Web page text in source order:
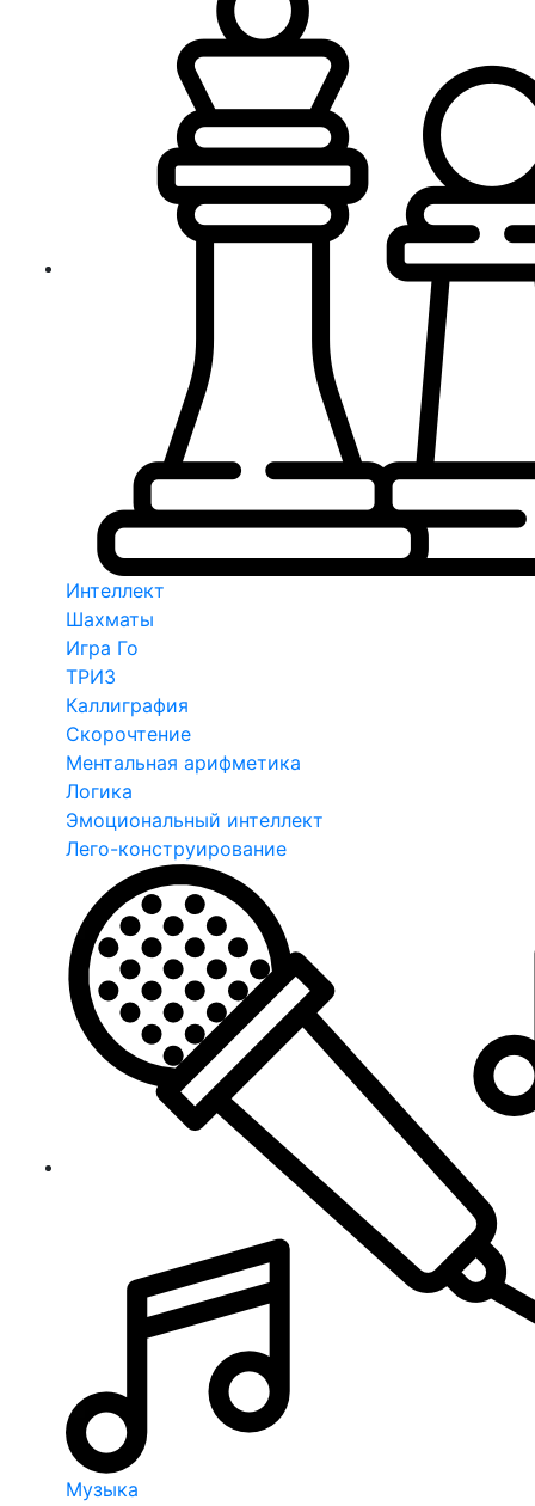
Интеллект
Шахматы
Игра Го
ТРИЗ
Каллиграфия
Скорочтение
Ментальная арифметика
Логика
Эмоциональный интеллект
Лего-конструирование
Музыка